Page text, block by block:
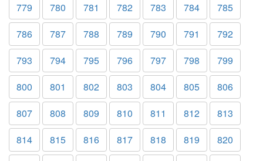
779
780 781 782 783 784
785
786
787 788 789 790 791
792
793
794 795 796 797 798
799
800
801 802 803 804 805
806
807
808 809 810 811 812
813
814
815 816 817 818 819
820